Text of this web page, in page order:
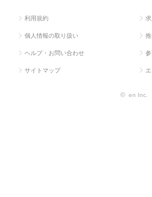
利用規約
個人情報の取り扱い
ヘルプ・お問い合わせ
サイトマップ
© en Inc.